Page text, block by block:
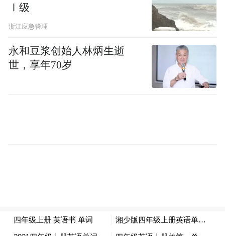
森克虏伯扎根常州高新区多年，已累计投资
近5亿美元，设立多家独资工厂。OpenText是
供商业人工智能、商业云、商业技术套件。
王剑锋表示，“十五五”期间，常州将坚定不
Ⅰ级
浙江应急管理
永和豆浆创始人林炳生逝
世，享年70岁